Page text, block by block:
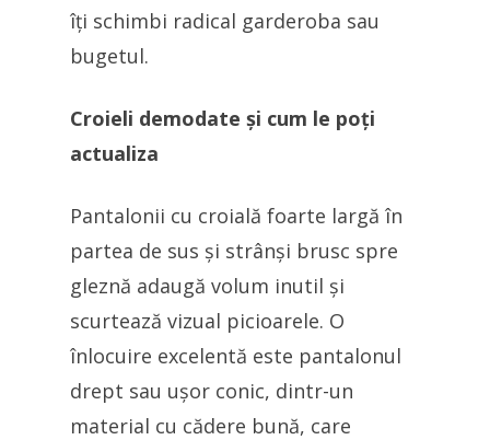
îți schimbi radical garderoba sau
bugetul.
Croieli demodate și cum le poți
actualiza
Pantalonii cu croială foarte largă în
partea de sus și strânși brusc spre
gleznă adaugă volum inutil și
scurtează vizual picioarele. O
înlocuire excelentă este pantalonul
drept sau ușor conic, dintr-un
material cu cădere bună, care